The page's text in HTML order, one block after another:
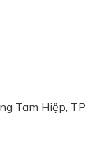
Tam Hiệp, TP